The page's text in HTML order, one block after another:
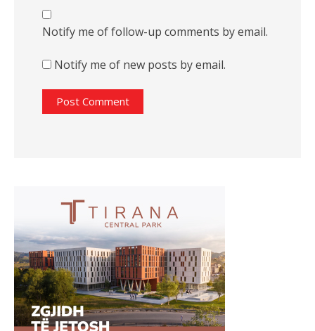
Notify me of follow-up comments by email.
Notify me of new posts by email.